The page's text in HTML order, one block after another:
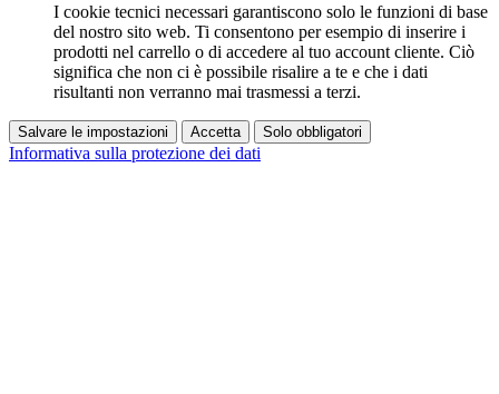
I cookie tecnici necessari garantiscono solo le funzioni di base
del nostro sito web. Ti consentono per esempio di inserire i
prodotti nel carrello o di accedere al tuo account cliente. Ciò
significa che non ci è possibile risalire a te e che i dati
risultanti non verranno mai trasmessi a terzi.
Salvare le impostazioni Accetta Solo obbligatori
Informativa sulla protezione dei dati